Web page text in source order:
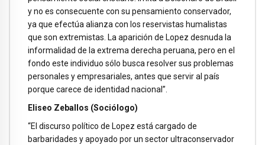
y no es consecuente con su pensamiento conservador,
ya que efectúa alianza con los reservistas humalistas
que son extremistas. La aparición de Lopez desnuda la
informalidad de la extrema derecha peruana, pero en el
fondo este individuo sólo busca resolver sus problemas
personales y empresariales, antes que servir al país
porque carece de identidad nacional”.
Eliseo Zeballos (Sociólogo)
“El discurso político de Lopez está cargado de
barbaridades y apoyado por un sector ultraconservador